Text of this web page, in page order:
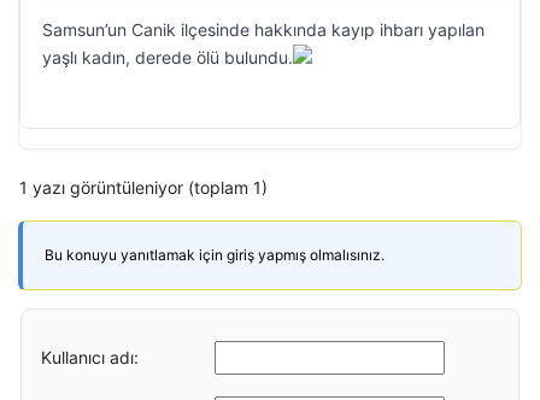
Samsun’un Canik ilçesinde hakkında kayıp ihbarı yapılan
yaşlı kadın, derede ölü bulundu.
1 yazı görüntüleniyor (toplam 1)
Bu konuyu yanıtlamak için giriş yapmış olmalısınız.
Kullanıcı adı: